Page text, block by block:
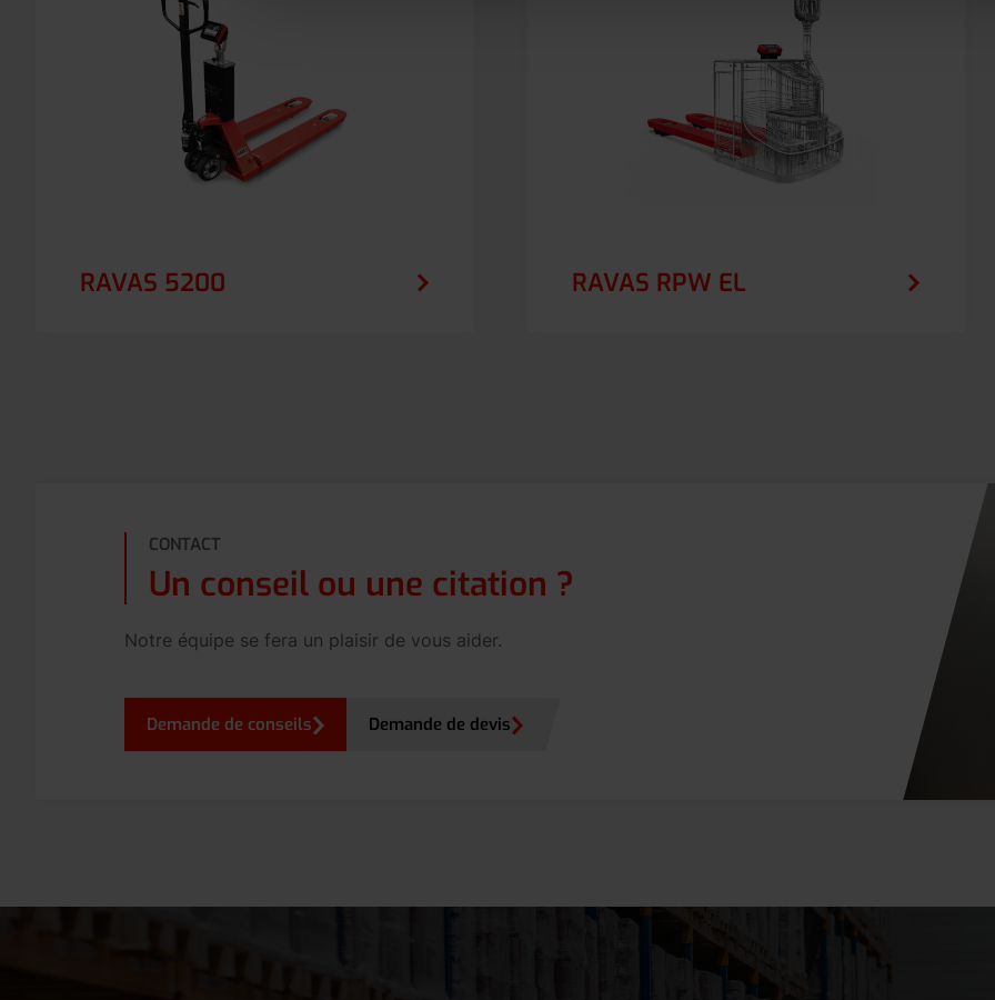
RAVAS 5200 RAVAS RPW EL
CONTACT
Un conseil ou une citation ?
Notre équipe se fera un plaisir de vous aider.
Demande de conseils Demande de devis